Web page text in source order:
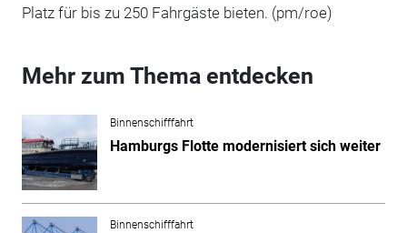
Platz für bis zu 250 Fahrgäste bieten. (pm/roe)
Mehr zum Thema entdecken
Binnenschifffahrt
Hamburgs Flotte modernisiert sich weiter
Binnenschifffahrt